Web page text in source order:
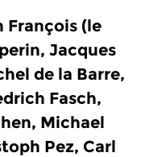
François (le
Jacques
de la Barre,
Fasch,
Michael
Pez, Carl